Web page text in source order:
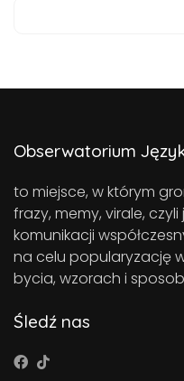
Obserwatorium
to miejsce, w którym
frazy, memy, virale,
komunikacji
na celu popularyzację
bycia, wzorach i
Śledź nas